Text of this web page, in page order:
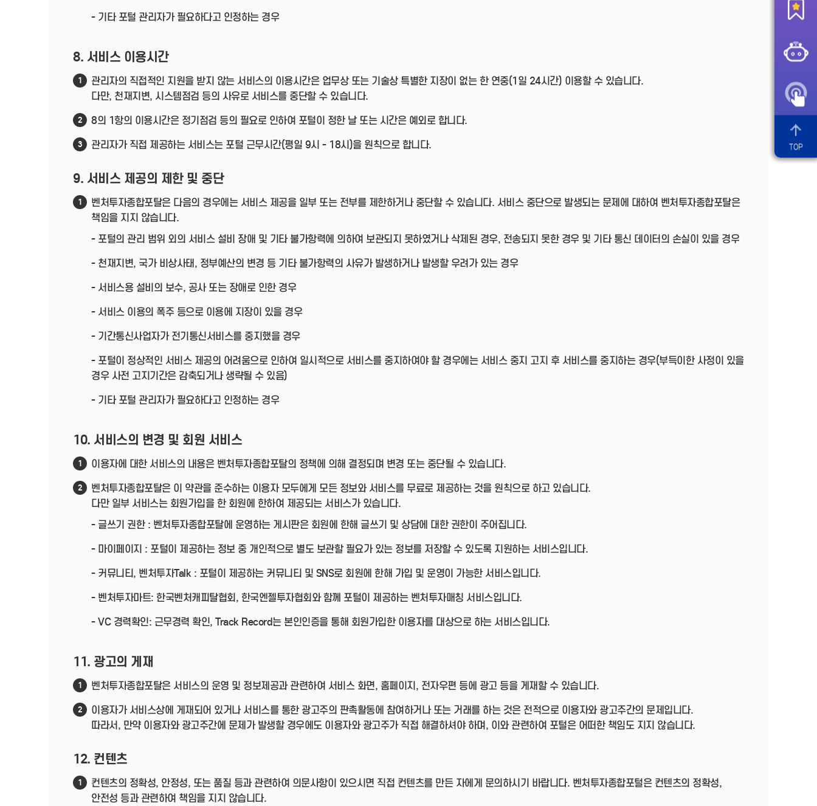
TOP
- 기타 포털 관리자가 필요하다고 인정하는 경우
8. 서비스 이용시간
1
관리자의 직접적인 지원을 받지 않는 서비스의 이용시간은 업무상 또는 기술상 특별한 지장이 없는 한 연중(1일 24시간) 이용할 수 있습니다.
다만, 천재지변, 시스템점검 등의 사유로 서비스를 중단할 수 있습니다.
2 8의 1항의 이용시간은 정기점검 등의 필요로 인하여 포털이 정한 날 또는 시간은 예외로 합니다.
3 관리자가 직접 제공하는 서비스는 포털 근무시간(평일 9시 - 18시)을 원칙으로 합니다.
9. 서비스 제공의 제한 및 중단
1
벤처투자종합포탈은 다음의 경우에는 서비스 제공을 일부 또는 전부를 제한하거나 중단할 수 있습니다. 서비스 중단으로 발생되는 문제에 대하여 벤처투자종합포탈은
책임을 지지 않습니다.
- 포털의 관리 범위 외의 서비스 설비 장애 및 기타 불가항력에 의하여 보관되지 못하였거나 삭제된 경우, 전송되지 못한 경우 및 기타 통신 데이터의 손실이 있을 경우
- 천재지변, 국가 비상사태, 정부예산의 변경 등 기타 불가항력의 사유가 발생하거나 발생할 우려가 있는 경우
- 서비스용 설비의 보수, 공사 또는 장애로 인한 경우
- 서비스 이용의 폭주 등으로 이용에 지장이 있을 경우
- 기간통신사업자가 전기통신서비스를 중지했을 경우
- 포털이 정상적인 서비스 제공의 어려움으로 인하여 일시적으로 서비스를 중지하여야 할 경우에는 서비스 중지 고지 후 서비스를 중지하는 경우(부득이한 사정이 있을
경우 사전 고지기간은 감축되거나 생략될 수 있음)
- 기타 포털 관리자가 필요하다고 인정하는 경우
10. 서비스의 변경 및 회원 서비스
1 이용자에 대한 서비스의 내용은 벤처투자종합포탈의 정책에 의해 결정되며 변경 또는 중단될 수 있습니다.
2
벤처투자종합포탈은 이 약관을 준수하는 이용자 모두에게 모든 정보와 서비스를 무료로 제공하는 것을 원칙으로 하고 있습니다.
다만 일부 서비스는 회원가입을 한 회원에 한하여 제공되는 서비스가 있습니다.
- 글쓰기 권한 : 벤처투자종합포탈에 운영하는 게시판은 회원에 한해 글쓰기 및 상담에 대한 권한이 주어집니다.
- 마이페이지 : 포털이 제공하는 정보 중 개인적으로 별도 보관할 필요가 있는 정보를 저장할 수 있도록 지원하는 서비스입니다.
- 커뮤니티, 벤처투자Talk : 포털이 제공하는 커뮤니티 및 SNS로 회원에 한해 가입 및 운영이 가능한 서비스입니다.
- 벤처투자마트: 한국벤처캐피탈협회, 한국엔젤투자협회와 함께 포털이 제공하는 벤처투자매칭 서비스입니다.
- VC 경력확인: 근무경력 확인, Track Record는 본인인증을 통해 회원가입한 이용자를 대상으로 하는 서비스입니다.
11. 광고의 게재
1 벤처투자종합포탈은 서비스의 운영 및 정보제공과 관련하여 서비스 화면, 홈페이지, 전자우편 등에 광고 등을 게재할 수 있습니다.
2
이용자가 서비스상에 게재되어 있거나 서비스를 통한 광고주의 판촉활동에 참여하거나 또는 거래를 하는 것은 전적으로 이용자와 광고주간의 문제입니다.
따라서, 만약 이용자와 광고주간에 문제가 발생할 경우에도 이용자와 광고주가 직접 해결하셔야 하며, 이와 관련하여 포털은 어떠한 책임도 지지 않습니다.
12. 컨텐츠
1
컨텐츠의 정확성, 안정성, 또는 품질 등과 관련하여 의문사항이 있으시면 직접 컨텐츠를 만든 자에게 문의하시기 바랍니다. 벤처투자종합포털은 컨텐츠의 정확성,
안전성 등과 관련하여 책임을 지지 않습니다.